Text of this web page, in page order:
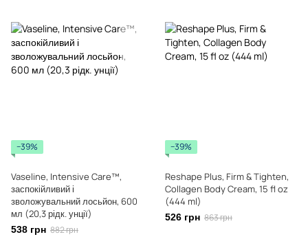
−39%
Vaseline, Intensive Care™,
заспокійливий і
зволожувальний лосьйон, 600
мл (20,3 рідк. унції)
538 грн 882 грн
−39%
Reshape Plus, Firm & Tighten,
Collagen Body Cream, 15 fl oz
(444 ml)
526 грн 863 грн